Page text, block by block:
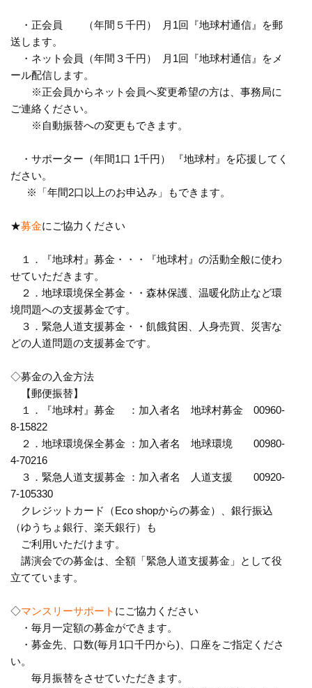
・正会員 （年間５千円） 月1回『地球村通信』を郵
送します。
・ネット会員（年間３千円） 月1回『地球村通信』をメ
ール配信します。
※正会員からネット会員へ変更希望の方は、事務局に
ご連絡くださ い。
※自動振替への変更もできます。
・サポーター（年間1口 1千円） 『地球村』を応援してく
ださい。
※「年間2口以上のお申込み」もできます。
★募金にご協力ください
１．『地球村』募金・・・『地球村』の活動全般に使わ
せていただきます。
２．地球環境保全募金・・森林保護、温暖化防止など環
境問題への支援募金です。
３．緊急人道支援募金・・飢餓貧困、人身売買、災害な
どの人道問題の支援募金です。
◇募金の入金方法
【郵便振替】
１．『地球村』募金 ：加入者名 地球村募金 00960-
8-15822
２．地球環境保全募金 ：加入者名 地球環境 00980-
4-70216
３．緊急人道支援募金 ：加入者名 人道支援 00920-
7-105330
クレジットカード（Eco shopからの募金）、銀行振込
（ゆうちょ銀行、楽天銀行）も
ご利用いただけます。
講演会での募金は、全額「緊急人道支援募金」として役
立てています。
◇マンスリーサポート にご協力ください
・毎月一定額の募金ができます。
・募金先、口数(毎月1口千円から)、口座をご指定くださ
い。
毎月振替をさせていただきます。